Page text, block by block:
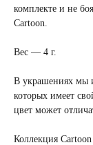
комплекте и не
Cartoon.
Вес — 4 г.
В украшениях мы
которых имеет
цвет может
Коллекция